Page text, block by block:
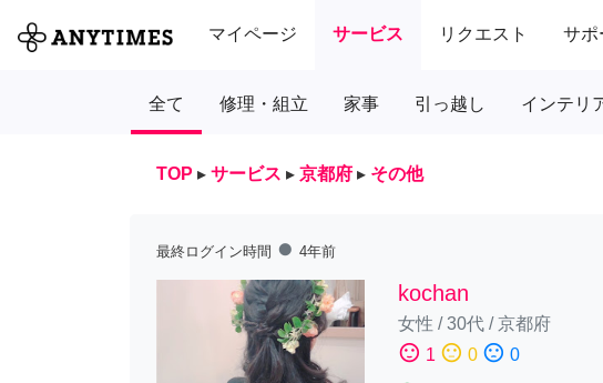
マイページ サービス リクエスト サポ
全て 修理・組立 家事 引っ越し インテリ
TOP ▸ サービス ▸ 京都府 ▸ その他
最終ログイン時間 fiber_manual_record 4年前
kochan
女性 /30代/京都府
sentiment_satisfied 1 sentiment_neutral 0 sentiment_dissatisfied 0